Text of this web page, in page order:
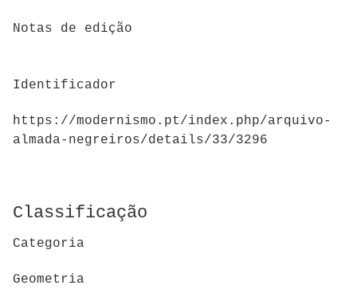
Notas de edição
Identificador
https://modernismo.pt/index.php/arquivo-
almada-negreiros/details/33/3296
Classificação
Categoria
Geometria